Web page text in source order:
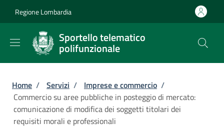
Regione Lombardia
Sportello telematico
polifunzionale
Briciole di pane
Home / Servizi / Imprese e commercio /
Commercio su aree pubbliche in posteggio di mercato:
comunicazione di modifica dei soggetti titolari dei
requisiti morali e professionali